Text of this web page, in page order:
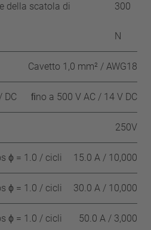
della scatola di 300
N
Cavetto 1,0 mm² / AWG18
DC ﬁno a 500 V AC / 14 V DC
250V
ϕ = 1.0 / cicli 15.0 A / 10,000
ϕ = 1.0 / cicli 30.0 A / 10,000
ϕ = 1.0 / cicli 50.0 A / 3,000